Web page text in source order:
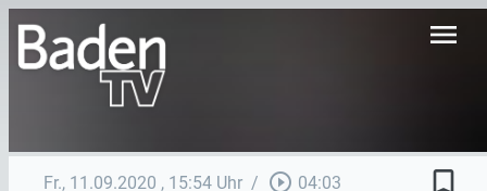
menu
Fr., 11.09.2020 , 15:54 Uhr / play_circle_outline 04:03 bookmark_border